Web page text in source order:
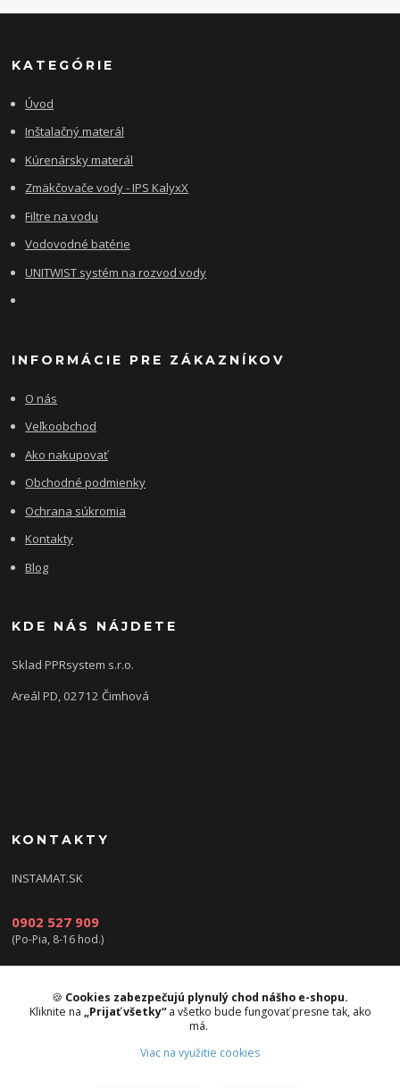
KATEGÓRIE
Úvod
Inštalačný materál
Kúrenársky materál
Zmäkčovače vody - IPS KalyxX
Filtre na vodu
Vodovodné batérie
UNITWIST systém na rozvod vody
INFORMÁCIE PRE ZÁKAZNÍKOV
O nás
Veľkoobchod
Ako nakupovať
Obchodné podmienky
Ochrana súkromia
Kontakty
Blog
KDE NÁS NÁJDETE
Sklad PPRsystem s.r.o.
Areál PD, 02712 Čimhová
KONTAKTY
INSTAMAT.SK
0902 527 909
(Po-Pia, 8-16 hod.)
info@instamat.sk
🍪 Cookies zabezpečujú plynulý chod nášho e-shopu.
Kliknite na „Prijať všetky“a všetko bude fungovať presne tak, ako
má.
Viac na využitie cookies